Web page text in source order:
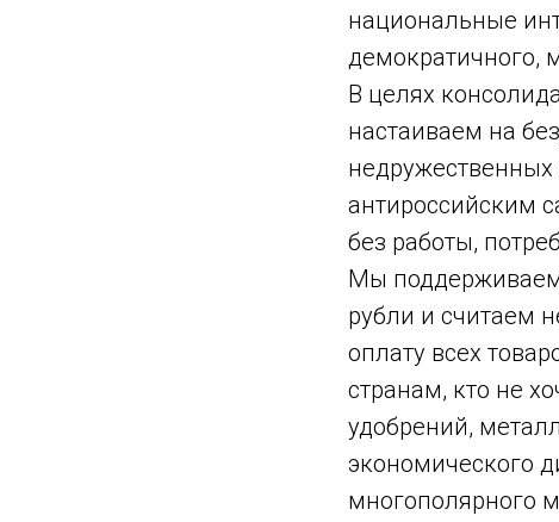
национальные
демократичного,
В целях
настаиваем на
недружественных
антироссийским
без работы,
Мы поддерживаем
рубли и считаем
оплату всех
странам, кто не
удобрений,
экономического
многополярного